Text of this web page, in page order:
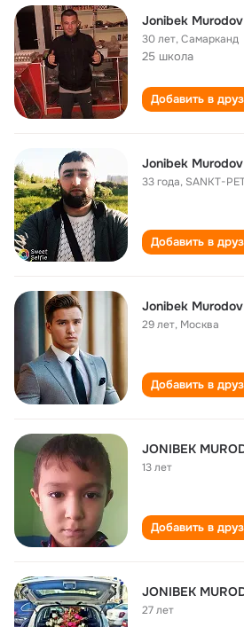
Jonibek Murodov
30 лет,Самарканд
25 школа
Добавить в
Jonibek Murodov
33 года, SANKT-
Добавить в
Jonibek Murodov
29 лет, Москва
Добавить в
JONIBEK
13 лет
Добавить в
JONIBEK
27 лет